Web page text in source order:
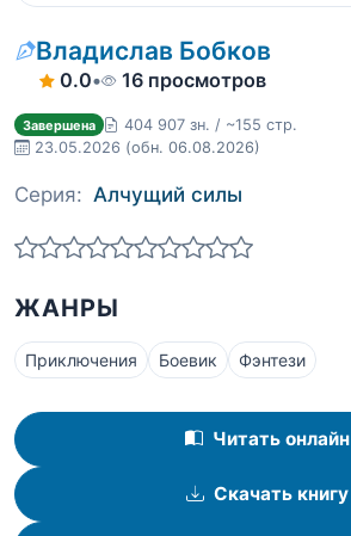
Владислав Бобков
0.0• 16 просмотров
Завершена
404 907 зн. / ~155 стр.
23.05.2026 (обн. 06.08.2026)
Серия: Алчущий силы
ЖАНРЫ
Приключения Боевик Фэнтези
Читать онлайн
Скачать книгу